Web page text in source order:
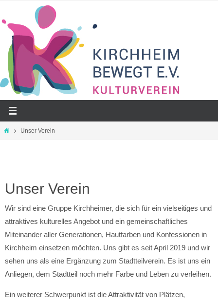
Inhalt
springen
StartUnser Verein
Unser Verein
Wir sind eine Gruppe Kirchheimer, die sich für ein vielseitiges und
attraktives kulturelles Angebot und ein gemeinschaftliches
Miteinander aller Generationen, Hautfarben und Konfessionen in
Kirchheim einsetzen möchten. Uns gibt es seit April 2019 und wir
sehen uns als eine Ergänzung zum Stadtteilverein. Es ist uns ein
Anliegen, dem Stadtteil noch mehr Farbe und Leben zu verleihen.
Ein weiterer Schwerpunkt ist die Attraktivität von Plätzen,